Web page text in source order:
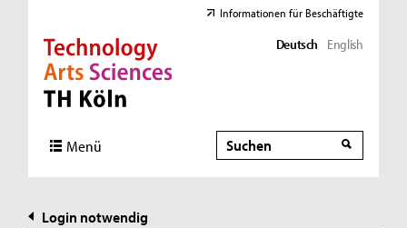
Direkt zur Hauptnavigation
Direkt zur Subnavigation
Direkt zum Inhalt
Direkt zum Fußbereich
Informationen für Beschäftigte
Deutsch English
Menü Suche
Suche
Login notwendig